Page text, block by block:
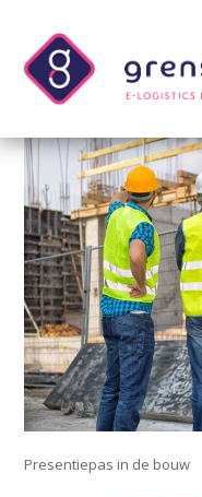
Presentiepas in de bouw